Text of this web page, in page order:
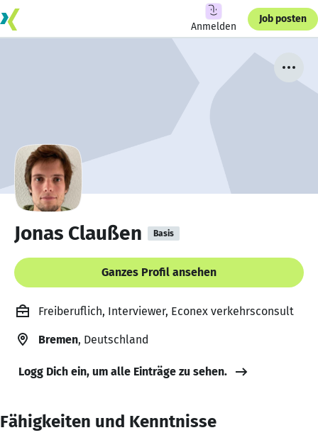
Anmelden
Job posten
Jonas Claußen Basis
Ganzes Profil ansehen
Freiberuflich, Interviewer, Econex verkehrsconsult
Bremen, Deutschland
Logg Dich ein, um alle Einträge zu sehen.
Fähigkeiten und Kenntnisse